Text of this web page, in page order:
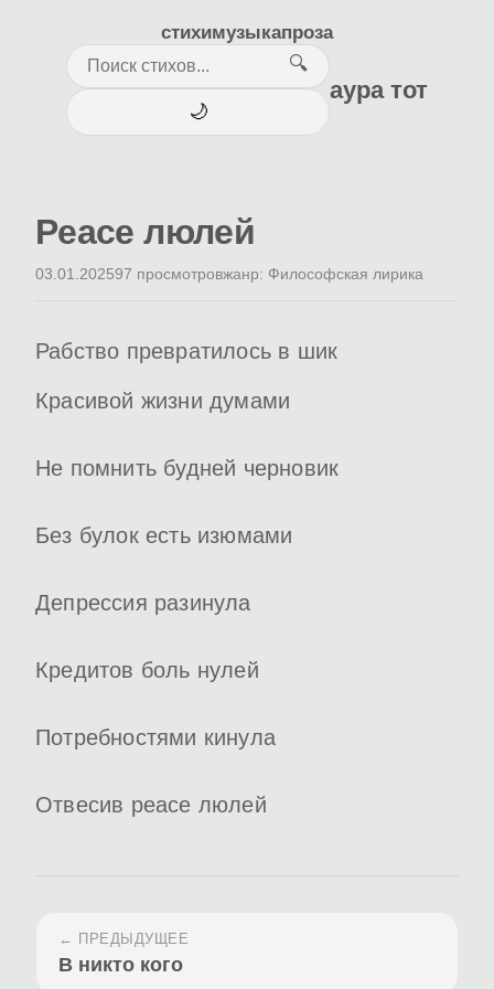
стихимузыкапроза
🔍
🌙
аура тот
Peace люлей
03.01.202597 просмотровжанр: Философская лирика
Рабство превратилось в шик
Красивой жизни думами
Не помнить будней черновик
Без булок есть изюмами
Депрессия разинула
Кредитов боль нулей
Потребностями кинула
Отвесив peace люлей
← ПРЕДЫДУЩЕЕ
В никто кого